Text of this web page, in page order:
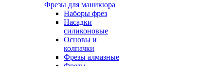
Фрезы для маникюра
Наборы фрез
Насадки
силиконовые
Основы и
колпачки
Фрезы алмазные